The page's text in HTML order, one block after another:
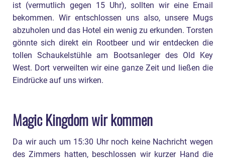
ist (vermutlich gegen 15 Uhr), sollten wir eine Email
bekommen. Wir entschlossen uns also, unsere Mugs
abzuholen und das Hotel ein wenig zu erkunden. Torsten
gönnte sich direkt ein Rootbeer und wir entdecken die
tollen Schaukelstühle am Bootsanleger des Old Key
West. Dort verweilten wir eine ganze Zeit und ließen die
Eindrücke auf uns wirken.
Magic Kingdom wir kommen
Da wir auch um 15:30 Uhr noch keine Nachricht wegen
des Zimmers hatten, beschlossen wir kurzer Hand die